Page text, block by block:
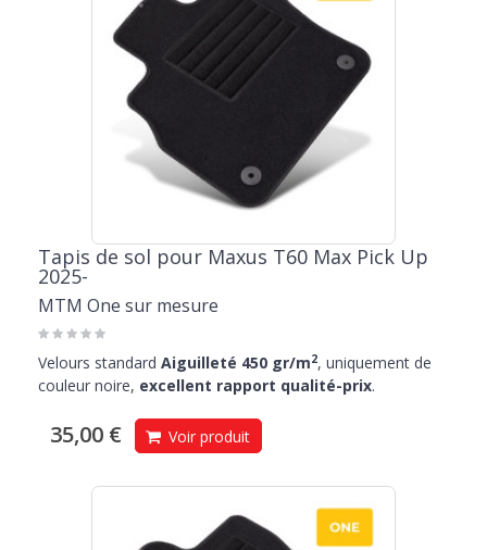
Tapis de sol pour Maxus T60 Max Pick Up
2025-
MTM One sur mesure
Velours standard Aiguilleté 450 gr/m2, uniquement de
couleur noire, excellent rapport qualité-prix.
35,00 € Voir produit